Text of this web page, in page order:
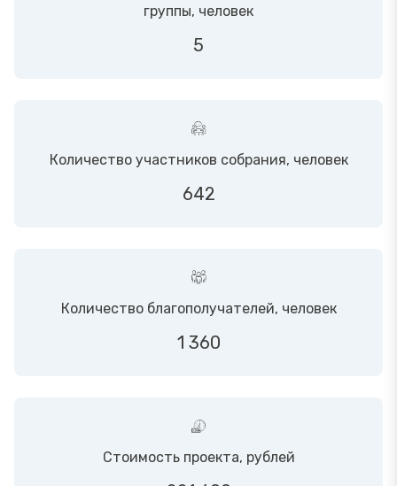
группы, человек
5
Количество участников собрания, человек
642
Количество благополучателей, человек
1 360
Стоимость проекта, рублей